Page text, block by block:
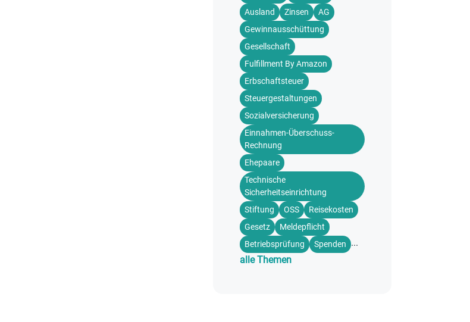
Ausland
Zinsen
AG
Gewinnausschüttung
Gesellschaft
Fulfillment By Amazon
Erbschaftsteuer
Steuergestaltungen
Sozialversicherung
Einnahmen-Überschuss-
Rechnung
Ehepaare
Technische
Sicherheitseinrichtung
Stiftung
OSS
Reisekosten
Gesetz
Meldepflicht
Betriebsprüfung
Spenden
...
alle Themen